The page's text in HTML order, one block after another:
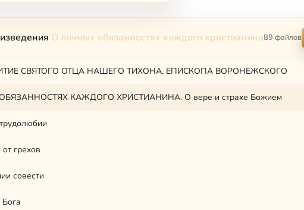
О личных обязанностях каждого христианина89 файлов
СВЯТОГО ОТЦА НАШЕГО ТИХОНА, ЕПИСКОПА ВОРОНЕЖСКОГО
КАЖДОГО ХРИСТИАНИНА. О вере и страхе Божием
грехов
совести